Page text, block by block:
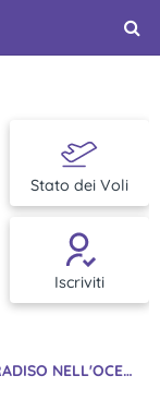
Stato dei Voli
Iscriviti
NELL'OCEANO